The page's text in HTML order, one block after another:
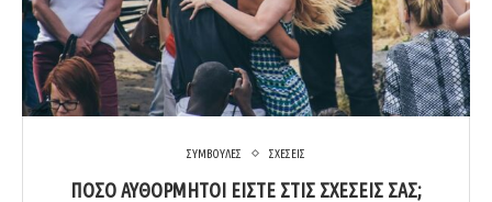
ΣΥΜΒΟΥΛΕΣ ΣΧΕΣΕΙΣ
ΠΟΣΟ ΑΥΘΟΡΜΗΤΟΙ ΕΙΣΤΕ ΣΤΙΣ ΣΧΕΣΕΙΣ ΣΑΣ;